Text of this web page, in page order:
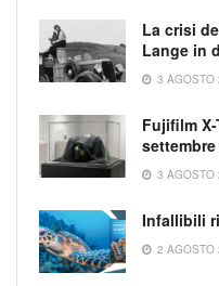
La crisi
Lange in
3 AGOSTO
Fujifilm
3 AGOSTO
Infallibili
2 AGOSTO